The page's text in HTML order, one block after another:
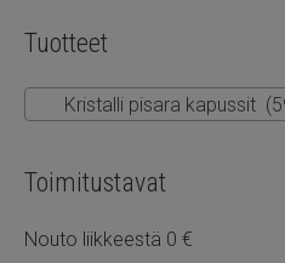
Tuotteet
Kristalli pisara kapussit
Toimitustavat
Nouto liikkeestä 0 €